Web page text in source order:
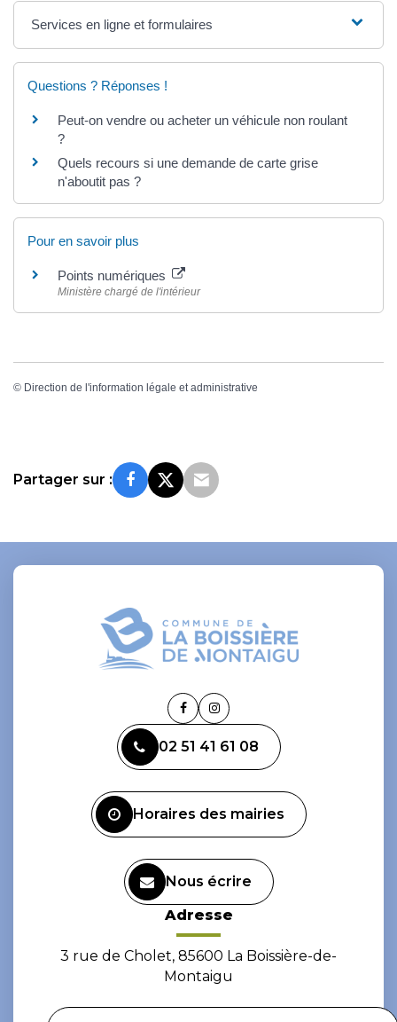
Services en ligne et formulaires
Questions ? Réponses !
Peut-on vendre ou acheter un véhicule non roulant
?
Quels recours si une demande de carte grise
n'aboutit pas ?
Pour en savoir plus
Points numériques
Ministère chargé de l'intérieur
© Direction de l'information légale et administrative
Partager sur :
Lien
le
compte
Lien
le
compte
02 51 41 61 08
Horaires des mairies
Nous écrire
Adresse
3 rue de Cholet, 85600 La Boissière-de-
Montaigu